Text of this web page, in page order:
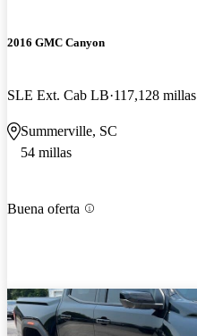
2016 GMC Canyon
SLE Ext. Cab LB 117,128 millas
Summerville, SC
54 millas
Buena oferta